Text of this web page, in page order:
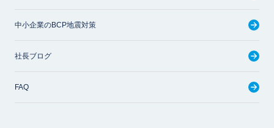
中小企業のBCP地震対策
社長ブログ
FAQ